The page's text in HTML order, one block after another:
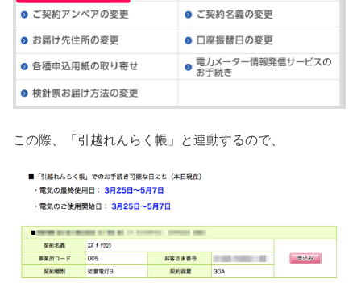
この際、「引越れんらく帳」と連動するので、